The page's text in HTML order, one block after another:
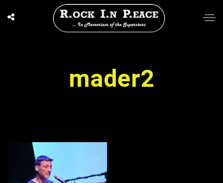
mader2